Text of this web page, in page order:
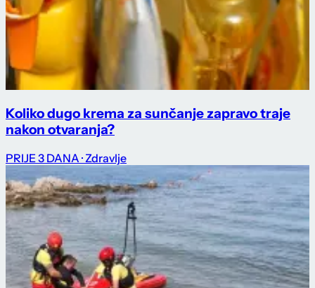
Koliko dugo krema za sunčanje zapravo traje
nakon otvaranja?
PRIJE 3 DANA · Zdravlje